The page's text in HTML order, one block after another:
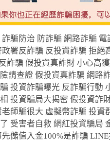
詐騙防治 防詐騙 網路詐騙 電
政署反詐騙 反投資詐騙 拒絕
詐騙 假投資真詐財 小心高
請查證 假投資真詐騙 網路
投資詐騙曝光 反詐騙行動
投資騙局大揭密 假投資詐
老師騙很大 虛擬幣詐騙 投資
受害者自救 網紅投資騙局
先儲值入金100%是詐騙 LINE